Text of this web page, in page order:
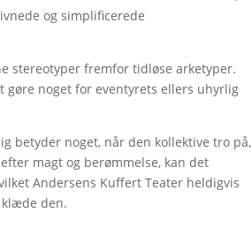
og simplificerede
stereotyper fremfor tidløse arketyper.
noget for eventyrets ellers uhyrlig
betyder noget, når den kollektive tro på,
magt og berømmelse, kan det
Andersens Kuffert Teater heldigvis
den.